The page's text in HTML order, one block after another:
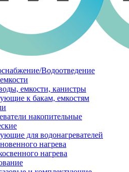
Водоотведение
емкости, канистры
к бакам, емкостям
накопительные
для водонагревателей
нагрева
нагрева